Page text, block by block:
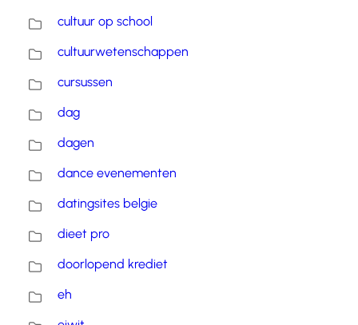
cultuur op school
cultuurwetenschappen
cursussen
dag
dagen
dance evenementen
datingsites belgie
dieet pro
doorlopend krediet
eh